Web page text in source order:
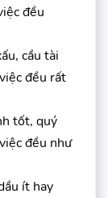
đều
cầu tài
đều rất
tốt, quý
đều như
ít hay